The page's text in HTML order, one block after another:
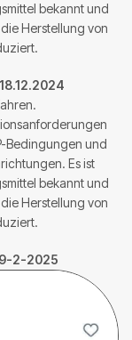
bekannt und
Herstellung von
Bedingungen und
Es ist
bekannt und
Herstellung von
2-2025